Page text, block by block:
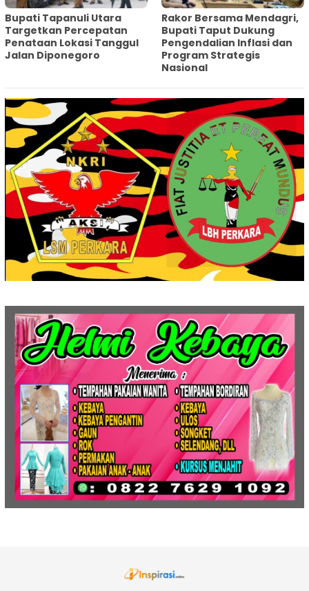
‎Bupati Tapanuli Utara
Targetkan Percepatan
Penataan Lokasi Tanggul
Jalan Diponegoro
Rakor Bersama Mendagri,
Bupati Taput Dukung
Pengendalian Inflasi dan
Program Strategis
Nasional‎